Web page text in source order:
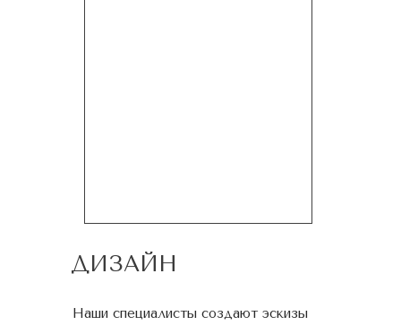
ДИЗАЙН
Наши специалисты создают эскизы